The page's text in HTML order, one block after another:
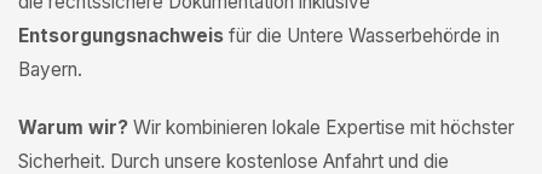
Entsorgungsnachweis für die Untere Wasserbehörde in
Bayern.
Warum wir? Wir kombinieren lokale Expertise mit höchster
Sicherheit. Durch unsere kostenlose Anfahrt und die